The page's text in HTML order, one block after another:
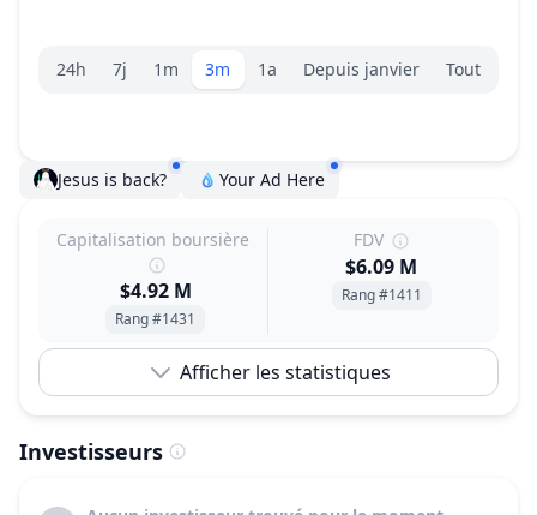
Sélecteur de plage.
24h 7j 1m 3m 1a Depuis janvier Tout
Jesus is back? Your Ad Here
Capitalisation boursière
$4.92 M
Rang #1431
FDV
$6.09 M
Rang #1411
Afficher les statistiques
Investisseurs